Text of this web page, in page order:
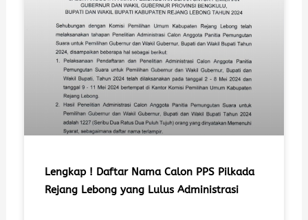
Lengkap ! Daftar Nama Calon PPS Pilkada
Rejang Lebong yang Lulus Administrasi